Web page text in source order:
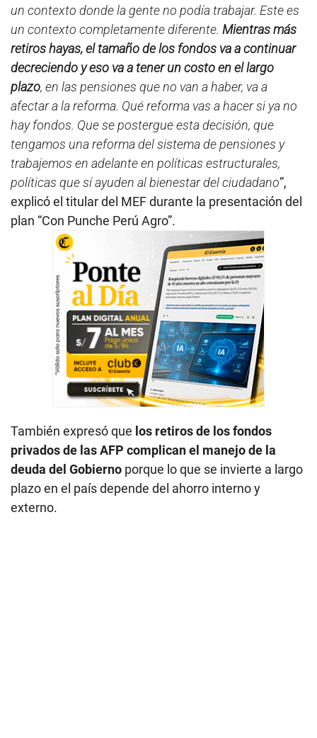
un contexto donde la gente no podía trabajar. Este es
un contexto completamente diferente. Mientras más
retiros hayas, el tamaño de los fondos va a continuar
decreciendo y eso va a tener un costo en el largo
plazo, en las pensiones que no van a haber, va a
afectar a la reforma. Qué reforma vas a hacer si ya no
hay fondos. Que se postergue esta decisión, que
tengamos una reforma del sistema de pensiones y
trabajemos en adelante en políticas estructurales,
políticas que sí ayuden al bienestar del ciudadano”,
explicó el titular del MEF durante la presentación del
plan “Con Punche Perú Agro”.
También expresó que los retiros de los fondos
privados de las AFP complican el manejo de la
deuda del Gobierno porque lo que se invierte a largo
plazo en el país depende del ahorro interno y
externo.